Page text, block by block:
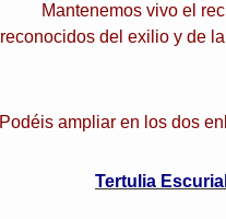
Mantenemos vivo el
reconocidos del exilio y de
Podéis ampliar en los dos
Tertulia